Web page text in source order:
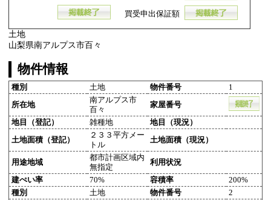
買受申出保証額
土地
山梨県南アルプス市百々
物件情報
種別 土地 物件番号 1
所在地
南アルプス市
百々
家屋番号
地目（登記） 雑種地 地目（現況）
土地面積（登記）
２３３平方メー
トル
土地面積（現況）
用途地域
都市計画区域内
無指定
利用状況
建ぺい率 70% 容積率
200%
種別
土地 物件番号 2